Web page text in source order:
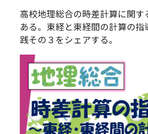
高校地理総合の時差計算に関す
ある。東経と東経間の計算の指
践その３をシェアする。